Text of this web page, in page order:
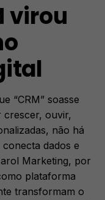
virou
“CRM” soasse
crescer, ouvir,
não há
dados e
Marketing, por
plataforma
transformam o